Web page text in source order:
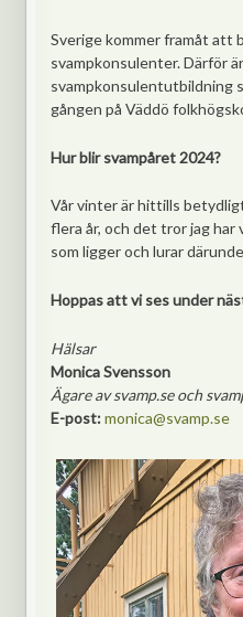
Sverige kommer framåt att
svampkonsulenter. Därför
svampkonsulentutbildning
gången på Väddö
Hur blir svampåret 2024?
Vår vinter är hittills
flera år, och det tror jag har
som ligger och lurar
Hoppas att vi ses under
Hälsar
Monica Svensson
Ägare av svamp.se och
E-post:monica@svamp.se